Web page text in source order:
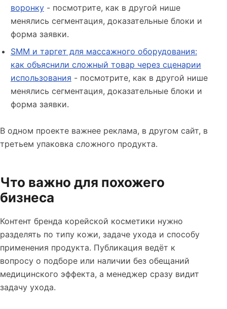
воронку- посмотрите, как в другой нише
менялись сегментация, доказательные блоки и
форма заявки.
SMM и таргет для массажного оборудования:
как объяснили сложный товар через сценарии
использования - посмотрите, как в другой нише
менялись сегментация, доказательные блоки и
форма заявки.
В одном проекте важнее реклама, в другом сайт, в
третьем упаковка сложного продукта.
Что важно для похожего
бизнеса
Контент бренда корейской косметики нужно
разделять по типу кожи, задаче ухода и способу
применения продукта. Публикация ведёт к
вопросу о подборе или наличии без обещаний
медицинского эффекта, а менеджер сразу видит
задачу ухода.